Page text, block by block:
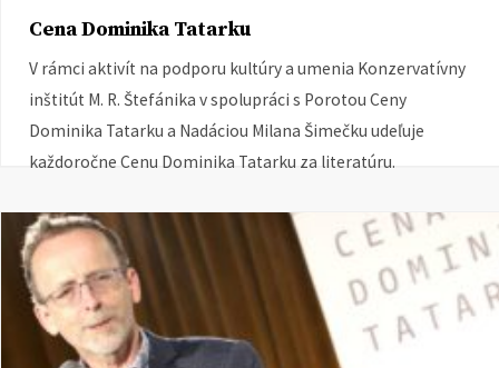
Cena Dominika Tatarku
V rámci aktivít na podporu kultúry a umenia Konzervatívny
inštitút M. R. Štefánika v spolupráci s Porotou Ceny
Dominika Tatarku a Nadáciou Milana Šimečku udeľuje
každoročne Cenu Dominika Tatarku za literatúru.